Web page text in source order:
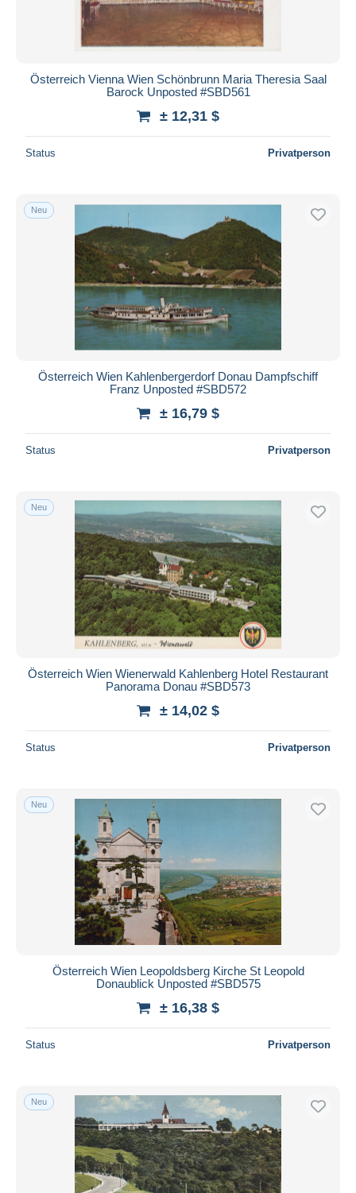
Österreich Vienna Wien Schönbrunn Maria Theresia Saal
Barock Unposted #SBD561
± 12,31 $
Status Privatperson
Neu
Österreich Wien Kahlenbergerdorf Donau Dampfschiff
Franz Unposted #SBD572
± 16,79 $
Status Privatperson
Neu
Österreich Wien Wienerwald Kahlenberg Hotel Restaurant
Panorama Donau #SBD573
± 14,02 $
Status Privatperson
Neu
Österreich Wien Leopoldsberg Kirche St Leopold
Donaublick Unposted #SBD575
± 16,38 $
Status Privatperson
Neu